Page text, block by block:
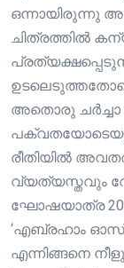
ഒന്നായിരുന്നു
ചിത്രത്തിൽ
അതൊരു ചർച്ചാ
രീതിയിൽ
വ്യത്യസ്തവും
ഘോഷയാത്ര
‘എബ്രഹാം
എന്നിങ്ങനെ